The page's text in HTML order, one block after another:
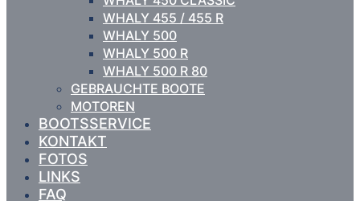
WHALY 455 / 455 R
WHALY 500
WHALY 500 R
WHALY 500 R 80
GEBRAUCHTE BOOTE
MOTOREN
BOOTSSERVICE
KONTAKT
FOTOS
LINKS
FAQ